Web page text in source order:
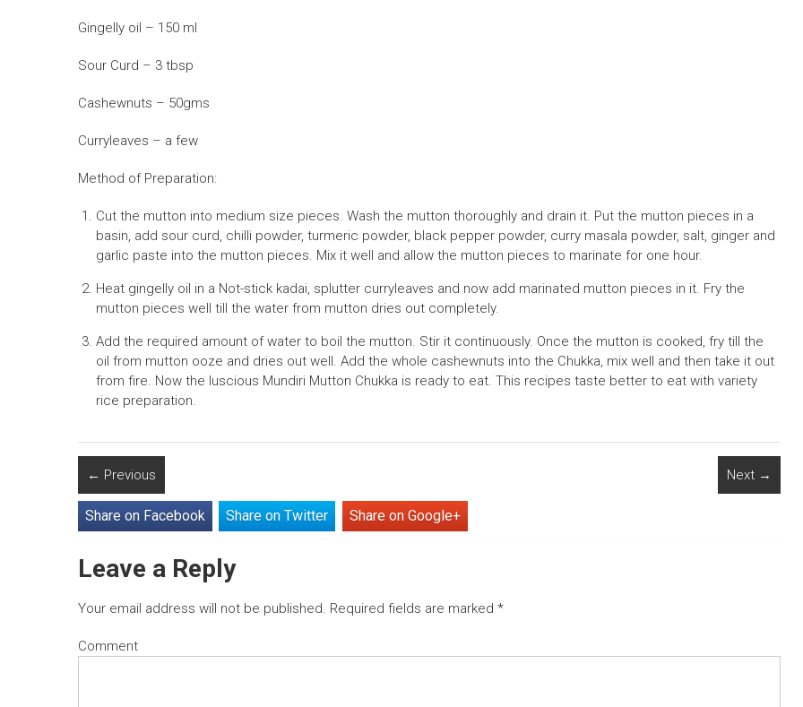
Gingelly oil – 150 ml
Sour Curd – 3 tbsp
Cashewnuts – 50gms
Curryleaves – a few
Method of Preparation:
Cut the mutton into medium size pieces. Wash the mutton thoroughly and drain it. Put the mutton pieces in a
basin, add sour curd, chilli powder, turmeric powder, black pepper powder, curry masala powder, salt, ginger and
garlic paste into the mutton pieces. Mix it well and allow the mutton pieces to marinate for one hour.
Heat gingelly oil in a Not-stick kadai, splutter curryleaves and now add marinated mutton pieces in it. Fry the
mutton pieces well till the water from mutton dries out completely.
Add the required amount of water to boil the mutton. Stir it continuously. Once the mutton is cooked, fry till the
oil from mutton ooze and dries out well. Add the whole cashewnuts into the Chukka, mix well and then take it out
from fire. Now the luscious Mundiri Mutton Chukka is ready to eat. This recipes taste better to eat with variety
rice preparation.
← Previous Next →
Share on Facebook Share on Twitter Share on Google+
Leave a Reply
Your email address will not be published. Required fields are marked *
Comment